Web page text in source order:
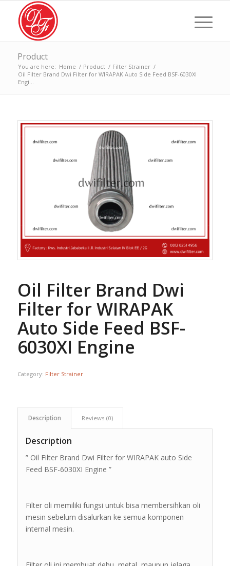
Product
You are here: Home / Product / Filter Strainer /
Oil Filter Brand Dwi Filter for WIRAPAK Auto Side Feed BSF-6030XI
Engi...
Oil Filter Brand Dwi
Filter for WIRAPAK
Auto Side Feed BSF-
6030XI Engine
Category: Filter Strainer
Description Reviews (0)
Description
” Oil Filter Brand Dwi Filter for WIRAPAK auto Side
Feed BSF-6030XI Engine ”
Filter oli memiliki fungsi untuk bisa membersihkan oli
mesin sebelum disalurkan ke semua komponen
internal mesin.